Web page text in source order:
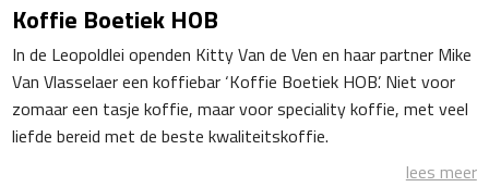
Koffie Boetiek HOB
In de Leopoldlei openden Kitty Van de Ven en haar partner Mike
Van Vlasselaer een koffiebar ‘Koffie Boetiek HOB’. Niet voor
zomaar een tasje koffie, maar voor speciality koffie, met veel
liefde bereid met de beste kwaliteitskoffie.
lees meer